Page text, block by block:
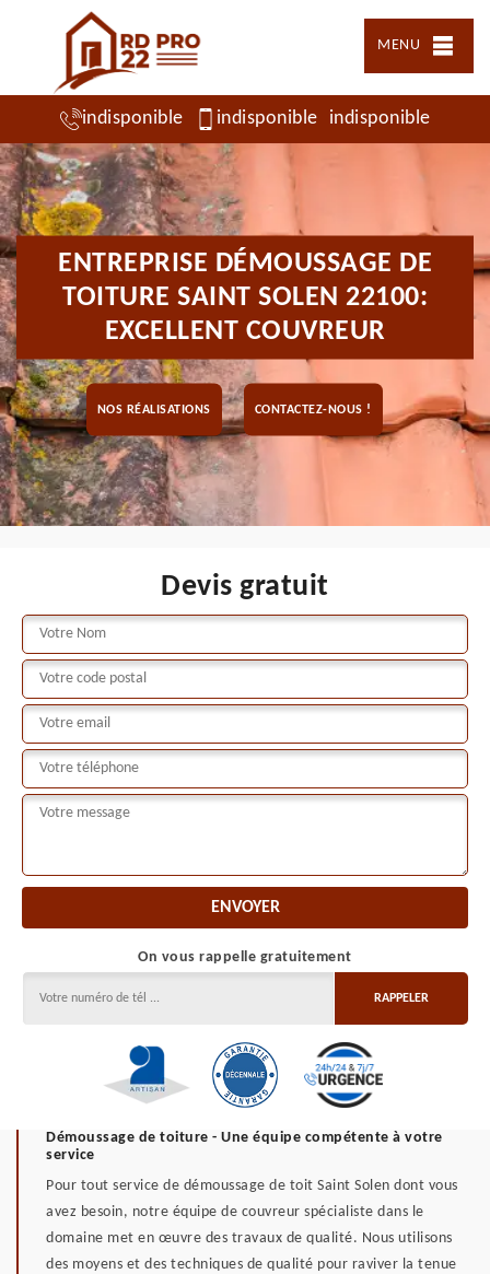
MENU
indisponible indisponible indisponible
ENTREPRISE DÉMOUSSAGE DE
TOITURE SAINT SOLEN 22100:
EXCELLENT COUVREUR
NOS RÉALISATIONS CONTACTEZ-NOUS !
Devis gratuit
On vous rappelle gratuitement
Démoussage de toiture - Une équipe compétente à votre
service
Pour tout service de démoussage de toit Saint Solen dont vous
avez besoin, notre équipe de couvreur spécialiste dans le
domaine met en œuvre des travaux de qualité. Nous utilisons
des moyens et des techniques de qualité pour raviver la tenue